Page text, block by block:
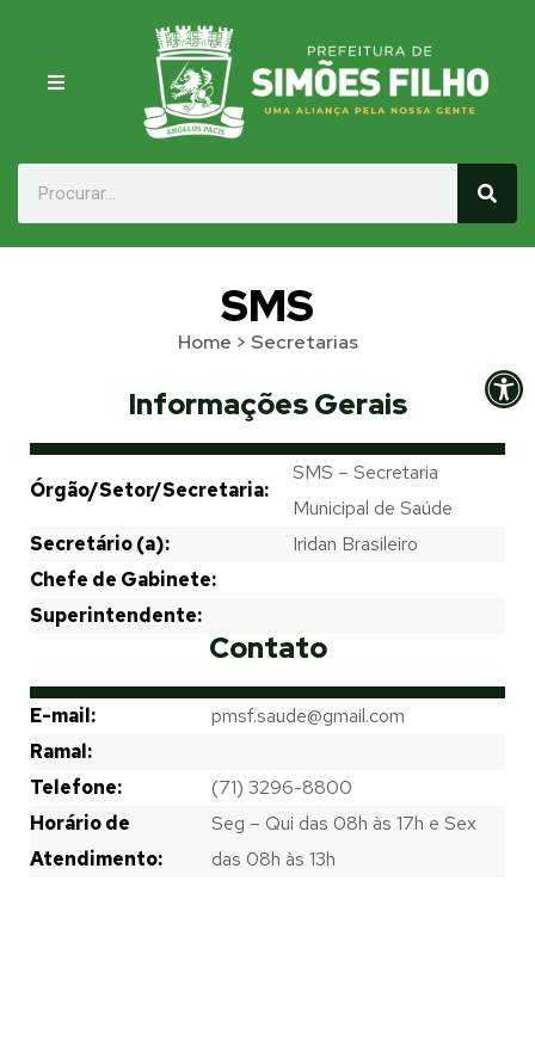
SMS
Home > Secretarias
Informações Gerais
Órgão/Setor/Secretaria:
SMS – Secretaria
Municipal de Saúde
Secretário (a):
Iridan Brasileiro
Chefe de Gabinete:
Superintendente:
Contato
E-mail:
pmsf.saude@gmail.com
Ramal:
Telefone:
(71) 3296-8800
Horário de
Atendimento:
Seg – Qui das 08h às 17h e Sex
das 08h às 13h